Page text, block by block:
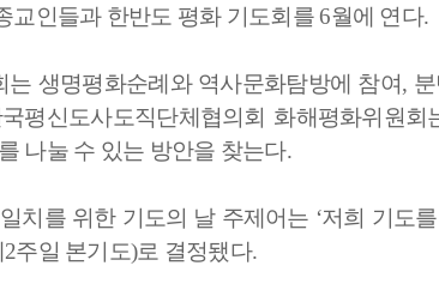
교인들과 한반도 평화 기도회를 6월에 연다.
는 생명평화순례와 역사문화탐방에 참여,
평신도사도직단체협의회 화해평화위원
나눌 수 있는 방안을 찾는다.
치를 위한 기도의 날 주제어는 ‘저희 기도
주일 본기도)로 결정됐다.